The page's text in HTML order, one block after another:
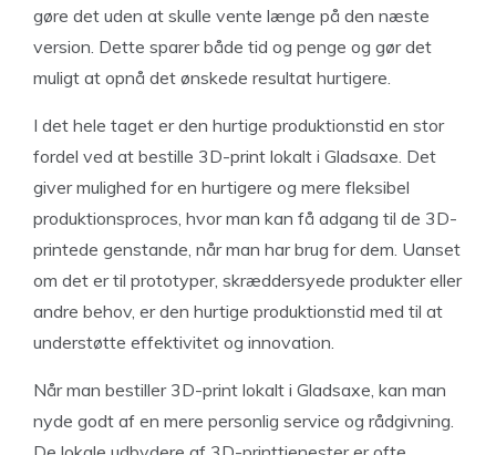
gøre det uden at skulle vente længe på den næste
version. Dette sparer både tid og penge og gør det
muligt at opnå det ønskede resultat hurtigere.
I det hele taget er den hurtige produktionstid en stor
fordel ved at bestille 3D-print lokalt i Gladsaxe. Det
giver mulighed for en hurtigere og mere fleksibel
produktionsproces, hvor man kan få adgang til de 3D-
printede genstande, når man har brug for dem. Uanset
om det er til prototyper, skræddersyede produkter eller
andre behov, er den hurtige produktionstid med til at
understøtte effektivitet og innovation.
Når man bestiller 3D-print lokalt i Gladsaxe, kan man
nyde godt af en mere personlig service og rådgivning.